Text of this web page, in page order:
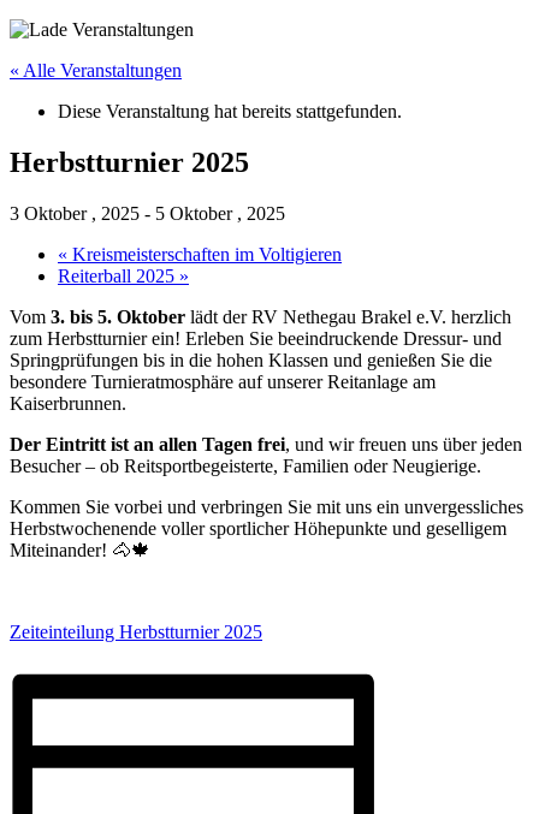
« Alle Veranstaltungen
Diese Veranstaltung hat bereits stattgefunden.
Herbstturnier 2025
3 Oktober , 2025 - 5 Oktober , 2025
« Kreismeisterschaften im Voltigieren
Reiterball 2025 »
Vom 3. bis 5. Oktober lädt der RV Nethegau Brakel e.V. herzlich
zum Herbstturnier ein! Erleben Sie beeindruckende Dressur- und
Springprüfungen bis in die hohen Klassen und genießen Sie die
besondere Turnieratmosphäre auf unserer Reitanlage am
Kaiserbrunnen.
Der Eintritt ist an allen Tagen frei, und wir freuen uns über jeden
Besucher – ob Reitsportbegeisterte, Familien oder Neugierige.
Kommen Sie vorbei und verbringen Sie mit uns ein unvergessliches
Herbstwochenende voller sportlicher Höhepunkte und geselligem
Miteinander! 🐴🍁
Zeiteinteilung Herbstturnier 2025